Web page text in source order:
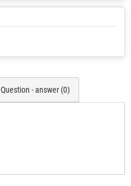
Question - answer (0)